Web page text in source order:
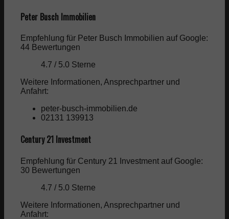
Peter Busch Immobilien
Empfehlung für Peter Busch Immobilien auf Google:
44 Bewertungen
4.7 / 5.0 Sterne
Weitere Informationen, Ansprechpartner und
Anfahrt:
peter-busch-immobilien.de
02131 139913
Century 21 Investment
Empfehlung für Century 21 Investment auf Google:
30 Bewertungen
4.7 / 5.0 Sterne
Weitere Informationen, Ansprechpartner und
Anfahrt: